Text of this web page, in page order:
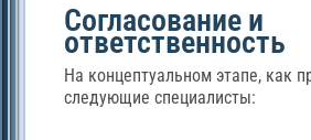
Согласование и
ответственность
На концептуальном этапе, как
следующие специалисты: